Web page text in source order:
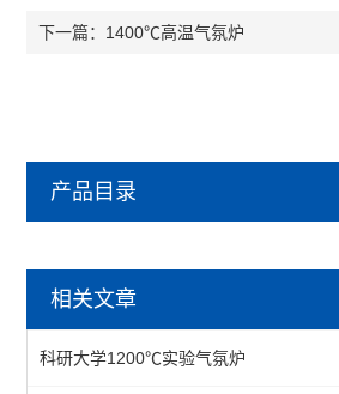
下一篇： 1400℃高温气氛炉
产品目录
箱式气氛炉
1200℃气氛炉
相关文章
科研大学1200℃实验气氛炉